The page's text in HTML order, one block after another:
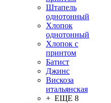
Штапель
однотонный
Хлопок
однотонный
Хлопок с
принтом
Батист
Джинс
Вискоза
итальянская
+ ЕЩЕ 8